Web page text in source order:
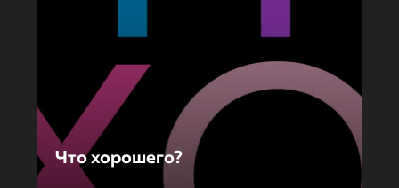
Что хорошего?